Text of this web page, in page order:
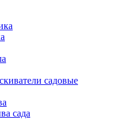
садовые
сада